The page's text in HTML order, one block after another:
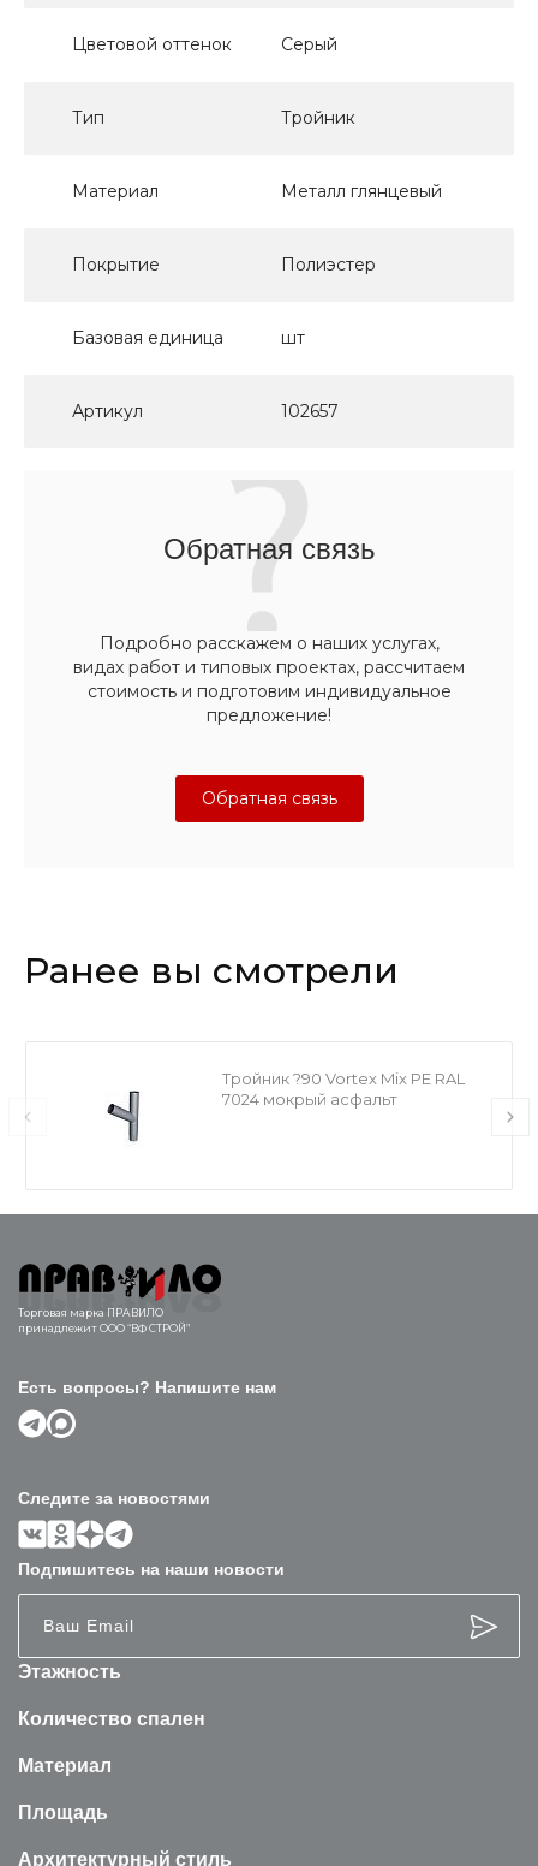
Цветовой оттенок Серый
Тип Тройник
Материал Металл глянцевый
Покрытие Полиэстер
Базовая единица шт
Артикул 102657
Обратная связь
Подробно расскажем о наших услугах,
видах работ и типовых проектах, рассчитаем
стоимость и подготовим индивидуальное
предложение!
Обратная связь
Ранее вы смотрели
Тройник ?90 Vortex Mix PE RAL
7024 мокрый асфальт
Торговая марка ПРАВИЛО
принадлежит ООО “ВФ СТРОЙ”
Есть вопросы? Напишите нам
Следите за новостями
Подпишитесь на наши новости
Этажность
Количество спален
Материал
Площадь
Архитектурный стиль